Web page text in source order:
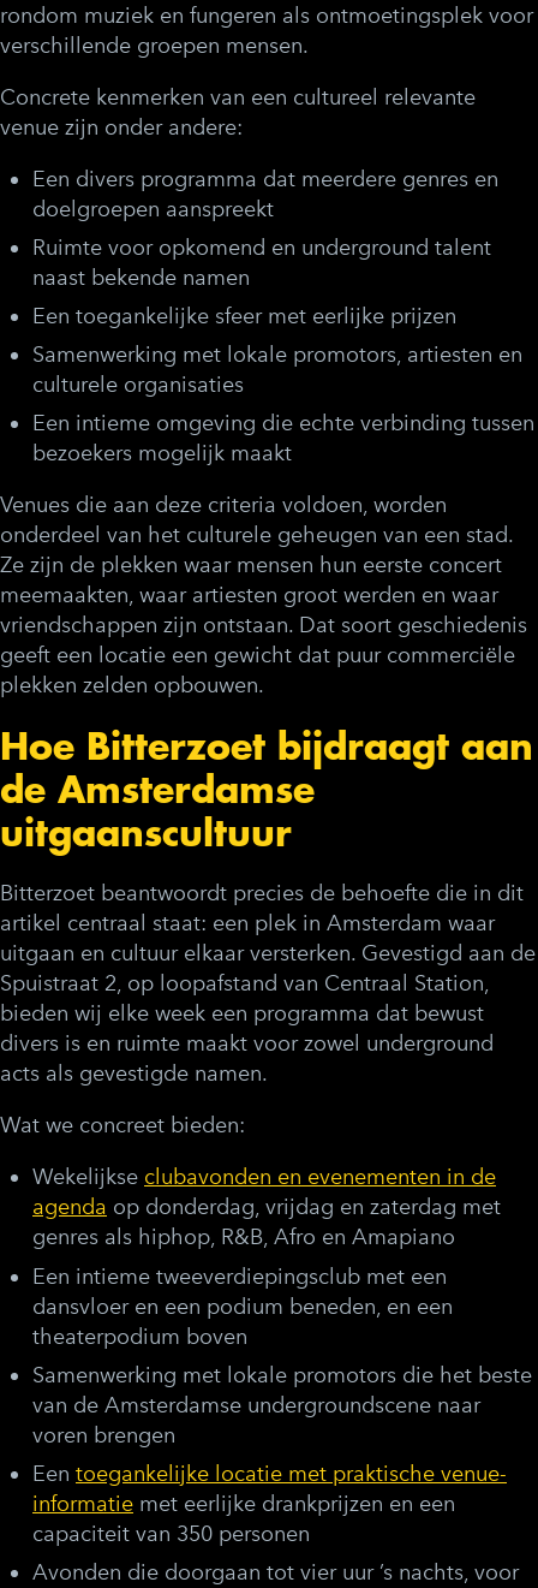
rondom muziek en fungeren als ontmoetingsplek voor
verschillende groepen mensen.
Concrete kenmerken van een cultureel relevante
venue zijn onder andere:
Een divers programma dat meerdere genres en
doelgroepen aanspreekt
Ruimte voor opkomend en underground talent
naast bekende namen
Een toegankelijke sfeer met eerlijke prijzen
Samenwerking met lokale promotors, artiesten en
culturele organisaties
Een intieme omgeving die echte verbinding tussen
bezoekers mogelijk maakt
Venues die aan deze criteria voldoen, worden
onderdeel van het culturele geheugen van een stad.
Ze zijn de plekken waar mensen hun eerste concert
meemaakten, waar artiesten groot werden en waar
vriendschappen zijn ontstaan. Dat soort geschiedenis
geeft een locatie een gewicht dat puur commerciële
plekken zelden opbouwen.
Hoe Bitterzoet bijdraagt aan
de Amsterdamse
uitgaanscultuur
Bitterzoet beantwoordt precies de behoefte die in dit
artikel centraal staat: een plek in Amsterdam waar
uitgaan en cultuur elkaar versterken. Gevestigd aan de
Spuistraat 2, op loopafstand van Centraal Station,
bieden wij elke week een programma dat bewust
divers is en ruimte maakt voor zowel underground
acts als gevestigde namen.
Wat we concreet bieden:
Wekelijkse clubavonden en evenementen in de
agenda op donderdag, vrijdag en zaterdag met
genres als hiphop, R&B, Afro en Amapiano
Een intieme tweeverdiepingsclub met een
dansvloer en een podium beneden, en een
theaterpodium boven
Samenwerking met lokale promotors die het beste
van de Amsterdamse undergroundscene naar
voren brengen
Een toegankelijke locatie met praktische venue-
informatie met eerlijke drankprijzen en een
capaciteit van 350 personen
Avonden die doorgaan tot vier uur ’s nachts, voor